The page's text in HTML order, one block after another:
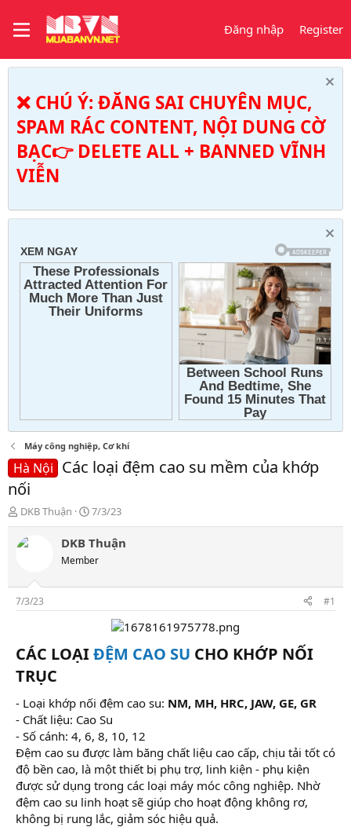
Đăng nhập Register
❌ CHÚ Ý: ĐĂNG SAI CHUYÊN MỤC,
SPAM RÁC CONTENT, NỘI DUNG CỜ
BẠC👉 DELETE ALL + BANNED VĨNH
VIỄN
Máy công nghiệp, Cơ khí
Hà Nội Các loại đệm cao su mềm của khớp
nối
T
h
r
s
t
t
r
DKB Thuận
N
g
à
g
7/3/23
DKB Thuận
Member
7/3/23 #1
CÁC LOẠIĐỆM CAO SU CHO KHỚP NỐI
TRỤC​
- Loại khớp nối đệm cao su: NM, MH, HRC, JAW, GE, GR
- Chất liệu: Cao Su
- Số cánh: 4, 6, 8, 10, 12
Đệm cao su được làm băng chất liệu cao cấp, chịu tải tốt có
độ bền cao, là một thiết bị phụ trợ, linh kiện - phụ kiện
được sử dụng trong các loại máy móc công nghiệp. Nhờ
đệm cao su linh hoạt sẽ giúp cho hoạt động không rơ,
không bị rung lắc, giảm sóc hiệu quả.